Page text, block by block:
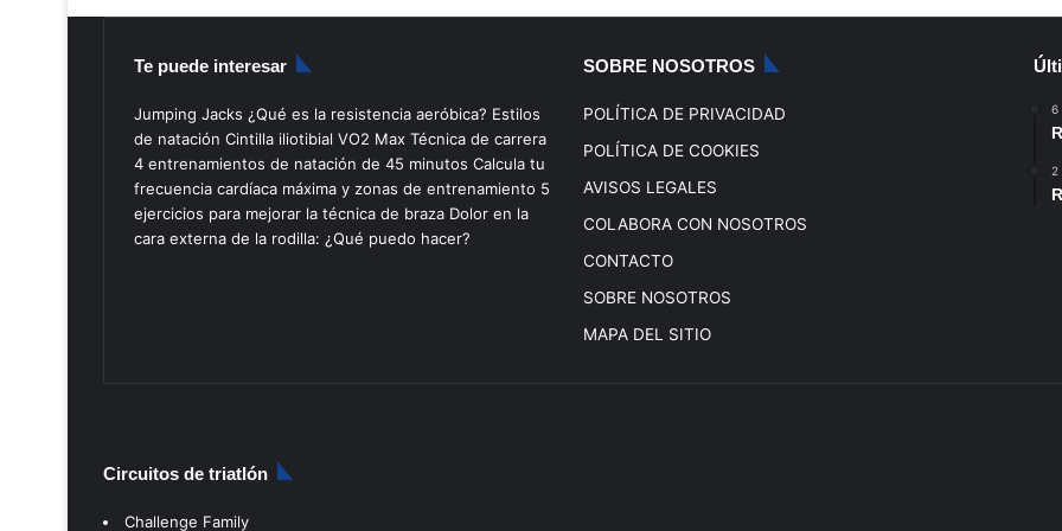
Te puede interesar
Jumping Jacks ¿Qué es la resistencia aeróbica? Estilos
de natación Cintilla iliotibial VO2 Max Técnica de carrera
4 entrenamientos de natación de 45 minutos Calcula tu
frecuencia cardíaca máxima y zonas de entrenamiento 5
ejercicios para mejorar la técnica de braza Dolor en la
cara externa de la rodilla: ¿Qué puedo hacer?
SOBRE NOSOTROS
POLÍTICA DE PRIVACIDAD
POLÍTICA DE COOKIES
AVISOS LEGALES
COLABORA CON NOSOTROS
CONTACTO
SOBRE NOSOTROS
MAPA DEL SITIO
6
2
Circuitos de triatlón
Challenge Family